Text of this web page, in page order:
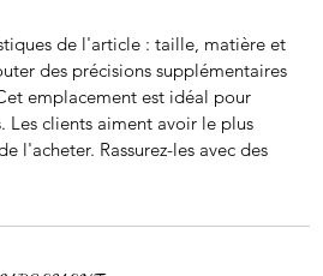
de l'article : taille, matière et
des précisions supplémentaires
emplacement est idéal pour
Les clients aiment avoir le plus
l'acheter. Rassurez-les avec des